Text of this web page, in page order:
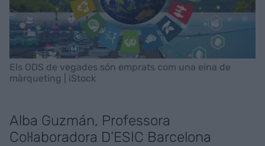
Els ODS de vegades són emprats com una eina de
màrqueting | iStock
Alba Guzmán, Professora
Col·laboradora D’ESIC Barcelona